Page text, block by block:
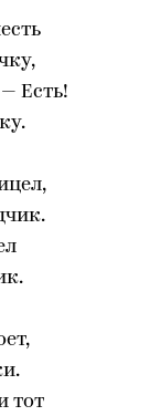
Есть!
тот